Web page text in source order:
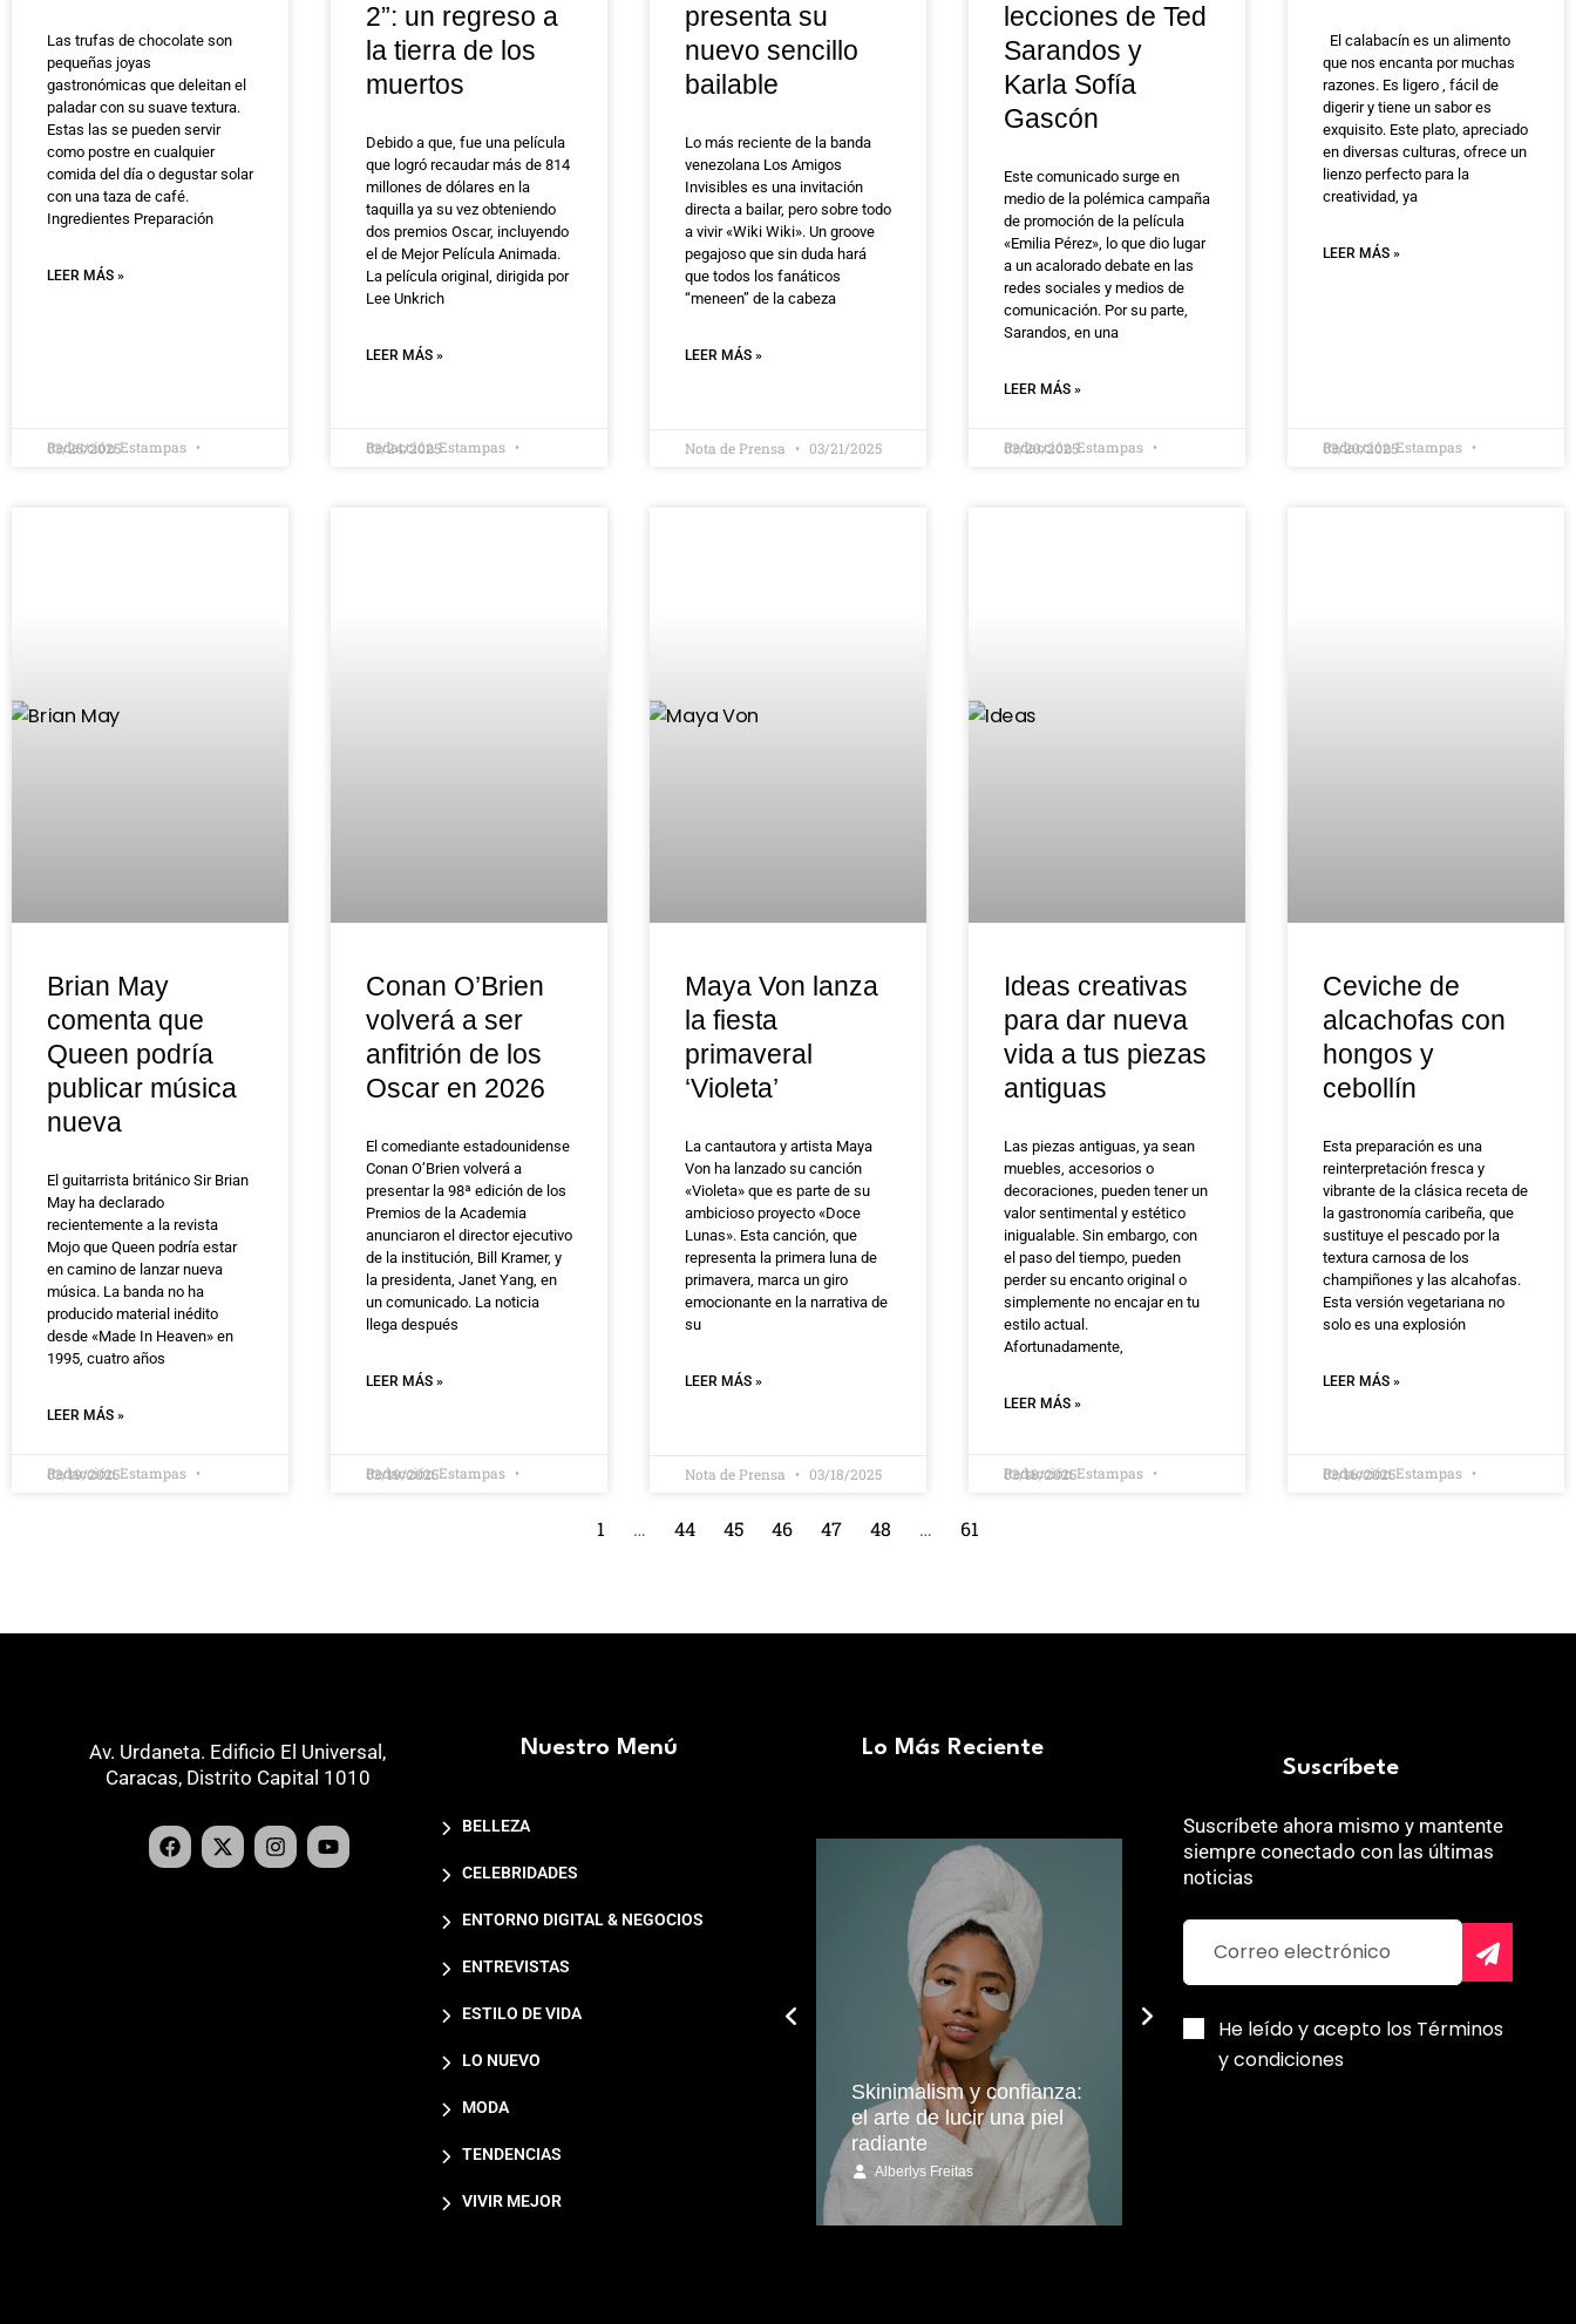
Las trufas de chocolate son
pequeñas joyas
gastronómicas que deleitan el
paladar con su suave textura.
Estas las se pueden servir
como postre en cualquier
comida del día o degustar solar
con una taza de café.
Ingredientes Preparación
LEER MÁS »
Redacción Estampas
03/25/2025
2”: un regreso a
la tierra de los
muertos
Debido a que, fue una película
que logró recaudar más de 814
millones de dólares en la
taquilla ya su vez obteniendo
dos premios Oscar, incluyendo
el de Mejor Película Animada.
La película original, dirigida por
Lee Unkrich
LEER MÁS »
Redacción Estampas
03/24/2025
presenta su
nuevo sencillo
bailable
Lo más reciente de la banda
venezolana Los Amigos
Invisibles es una invitación
directa a bailar, pero sobre todo
a vivir «Wiki Wiki». Un groove
pegajoso que sin duda hará
que todos los fanáticos
“meneen” de la cabeza
LEER MÁS »
Nota de Prensa 03/21/2025
lecciones de Ted
Sarandos y
Karla Sofía
Gascón
Este comunicado surge en
medio de la polémica campaña
de promoción de la película
«Emilia Pérez», lo que dio lugar
a un acalorado debate en las
redes sociales y medios de
comunicación. Por su parte,
Sarandos, en una
LEER MÁS »
Redacción Estampas
03/20/2025
El calabacín es un alimento
que nos encanta por muchas
razones. Es ligero , fácil de
digerir y tiene un sabor es
exquisito. Este plato, apreciado
en diversas culturas, ofrece un
lienzo perfecto para la
creatividad, ya
LEER MÁS »
Redacción Estampas
03/20/2025
Brian May
comenta que
Queen podría
publicar música
nueva
El guitarrista británico Sir Brian
May ha declarado
recientemente a la revista
Mojo que Queen podría estar
en camino de lanzar nueva
música. La banda no ha
producido material inédito
desde «Made In Heaven» en
1995, cuatro años
LEER MÁS »
Redacción Estampas
03/19/2025
Conan O’Brien
volverá a ser
anfitrión de los
Oscar en 2026
El comediante estadounidense
Conan O’Brien volverá a
presentar la 98ª edición de los
Premios de la Academia
anunciaron el director ejecutivo
de la institución, Bill Kramer, y
la presidenta, Janet Yang, en
un comunicado. La noticia
llega después
LEER MÁS »
Redacción Estampas
03/19/2025
Maya Von lanza
la fiesta
primaveral
‘Violeta’
La cantautora y artista Maya
Von ha lanzado su canción
«Violeta» que es parte de su
ambicioso proyecto «Doce
Lunas». Esta canción, que
representa la primera luna de
primavera, marca un giro
emocionante en la narrativa de
su
LEER MÁS »
Nota de Prensa 03/18/2025
Ideas creativas
para dar nueva
vida a tus piezas
antiguas
Las piezas antiguas, ya sean
muebles, accesorios o
decoraciones, pueden tener un
valor sentimental y estético
inigualable. Sin embargo, con
el paso del tiempo, pueden
perder su encanto original o
simplemente no encajar en tu
estilo actual.
Afortunadamente,
LEER MÁS »
Redacción Estampas
03/18/2025
Ceviche de
alcachofas con
hongos y
cebollín
Esta preparación es una
reinterpretación fresca y
vibrante de la clásica receta de
la gastronomía caribeña, que
sustituye el pescado por la
textura carnosa de los
champiñones y las alcahofas.
Esta versión vegetariana no
solo es una explosión
LEER MÁS »
Redacción Estampas
03/16/2025
1 … 44 45 46 47 48 … 61
Av. Urdaneta. Edificio El Universal,
Caracas, Distrito Capital 1010
Nuestro Menú
BELLEZA
CELEBRIDADES
ENTORNO DIGITAL & NEGOCIOS
ENTREVISTAS
ESTILO DE VIDA
LO NUEVO
MODA
TENDENCIAS
VIVIR MEJOR
Lo Más Reciente
bienestar mental
Skinimalism y confianza:
el arte de lucir una piel
radiante
Alberlys Freitas
Suscríbete
Suscríbete ahora mismo y mantente
siempre conectado con las últimas
noticias
He leído y acepto los Términos
y condiciones